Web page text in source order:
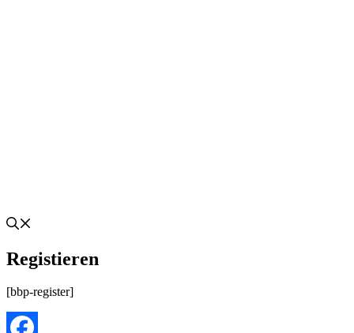
Registieren
[bbp-register]